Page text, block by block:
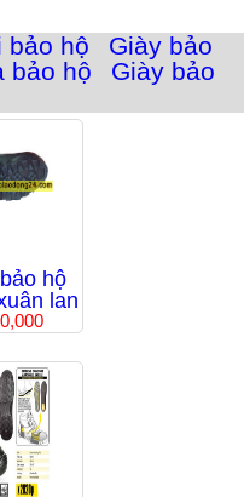
bảo hộ
Giày bảo
bảo hộ
Giày bảo
hộ
lan